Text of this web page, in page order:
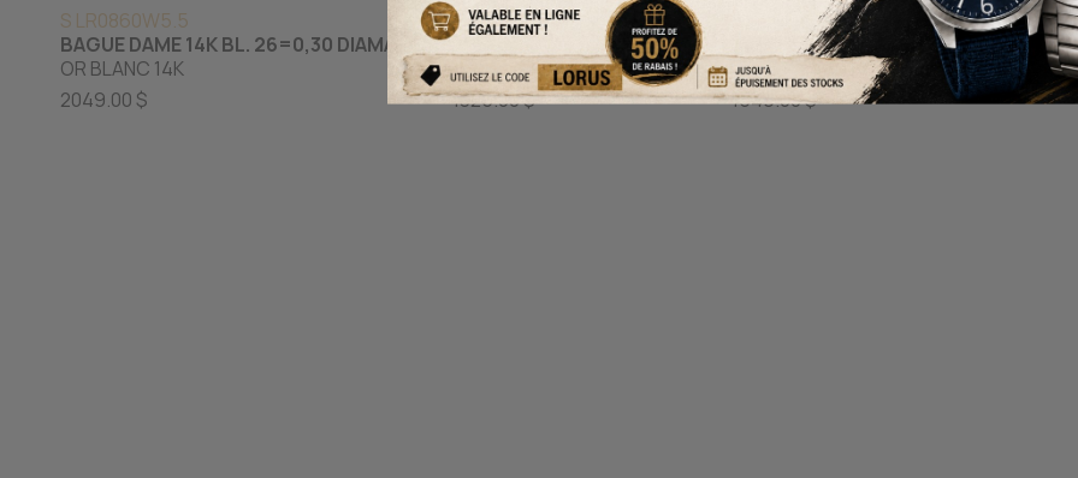
S LR0860W5.5
BAGUE DAME 14K BL. 26=0,30 DIAMANT SI1
OR BLANC 14K
2049.00 $
CR DD8155YW18
BAGUE EN OR AVEC DIAMANTS
OR JAUNE ET BLANC 10K
1325.00 $
CR DD2237
BAGUE EN OR 10K 2 TONS SERTIE DE
OR ROSE ET BLANC 10K
1549.00 $